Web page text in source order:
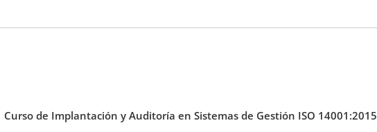
Curso de Implantación y Auditoría en Sistemas de Gestión ISO 14001:2015